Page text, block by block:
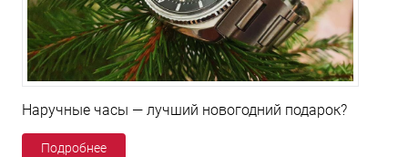
Наручные часы — лучший новогодний подарок?
Подробнее